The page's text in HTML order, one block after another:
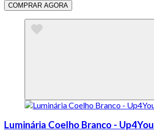
COMPRAR AGORA
Luminária Coelho Branco - Up4You